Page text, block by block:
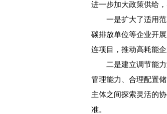
进一步加大政策供给
一是扩大了适用范
碳排放单位等企业开
连项目，推动高耗能
二是建立调节能力
管理能力、合理配置
主体之间探索灵活的
准。